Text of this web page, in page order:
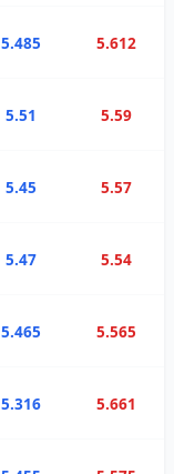
5.485 5.612
5.51 5.59
5.45 5.57
5.47 5.54
5.465 5.565
5.316 5.661